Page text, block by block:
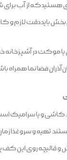
هستید که از آب
باید دقت لازم و
در آشپزخانه
فضا نما همراه
و یا سرامیک
و سرو غذا زمان
روی این کف